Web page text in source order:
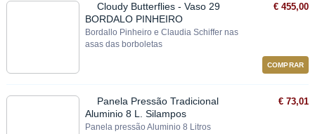
Cloudy Butterflies - Vaso 29
BORDALO PINHEIRO
Bordallo Pinheiro e Claudia Schiffer nas
asas das borboletas
€ 455,00
COMPRAR
Panela Pressão Tradicional
Aluminio 8 L. Silampos
Panela pressão Aluminio 8 Litros
€ 73,01